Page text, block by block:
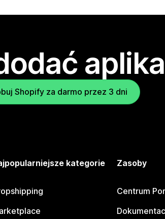
Shopify za darmo przez 3 dni
kategorie Zasoby
Centrum